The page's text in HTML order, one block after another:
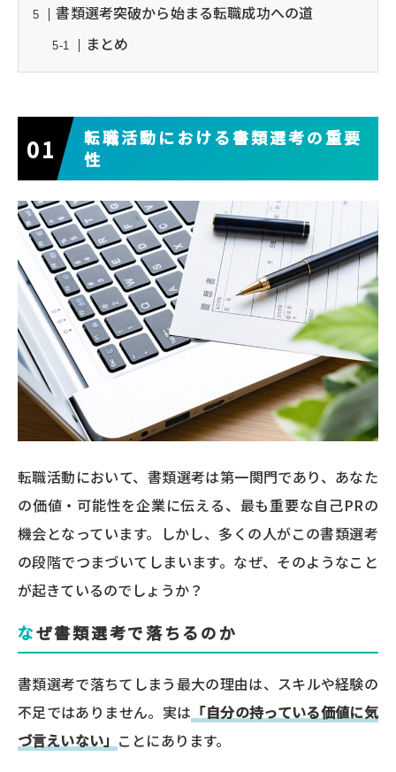
書類選考突破から始まる転職成功への道
まとめ
転職活動における書類選考の重要
性
転職活動において、書類選考は第一関門であり、あなた
の価値・可能性を企業に伝える、最も重要な自己PRの
機会となっています。しかし、多くの人がこの書類選考
の段階でつまづいてしまいます。なぜ、そのようなこと
が起きているのでしょうか？
なぜ書類選考で落ちるのか
書類選考で落ちてしまう最大の理由は、スキルや経験の
不足ではありません。実は 「自分の持っている価値に気
づ言えいない」 ことにあります。